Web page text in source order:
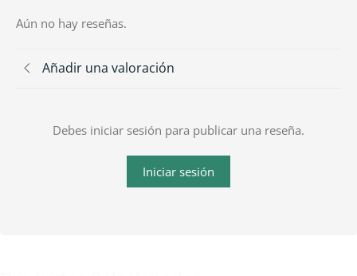
Aún no hay reseñas.
Añadir una valoración
Debes iniciar sesión para publicar una reseña.
Iniciar sesión